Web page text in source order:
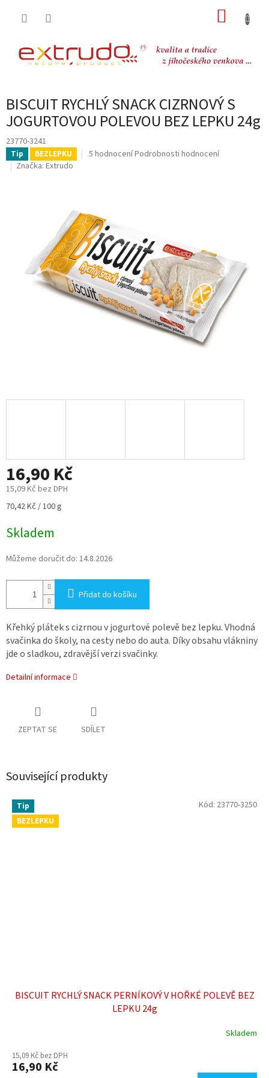
BISCUIT RYCHLÝ SNACK CIZRNOVÝ S
JOGURTOVOU POLEVOU BEZ LEPKU 24g
23770-3241
Tip BEZLEPKU
Průměrné
5
hvězdiček.
5 hodnoceníPodrobnosti hodnocení
Značka: Extrudo
16,90 Kč
15,09 Kč bez DPH
Měrná
70,42 Kč / 100 g
Skladem
Můžeme doručit do: 14.8.2026
Přidat do košíku
Křehký plátek s cizrnou v jogurtové polevě bez lepku. Vhodná
svačinka do školy, na cesty nebo do auta. Díky obsahu vlákniny
jde o sladkou, zdravější verzi svačinky.
Detailní informace
ZEPTAT SE SDÍLET
Související produkty
Tip
BEZLEPKU
BISCUIT RYCHLÝ SNACK PERNÍKOVÝ V HOŘKÉ POLEVĚ BEZ
LEPKU 24g
produktu
je
Skladem
15,09 Kč bez DPH
16,90 Kč
Kód: 23770-3250